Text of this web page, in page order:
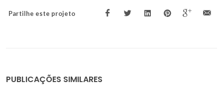
Partilhe este projeto
PUBLICAÇÕES SIMILARES